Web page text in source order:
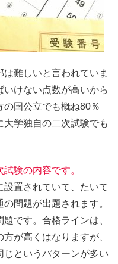
は難しいと言われていま
けない点数が高いから
国公立でも概ね80％
大学独自の二次試験でも
験の内容です。
置されていて、たいて
問題が出題されます。
です。合格ラインは、
が高くはなりますが、
じというパターンが多い